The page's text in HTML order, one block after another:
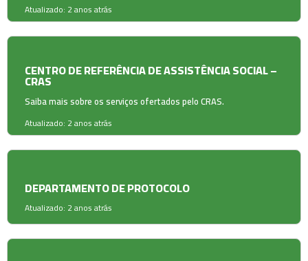
Atualizado: 2 anos atrás
CENTRO DE REFERÊNCIA DE ASSISTÊNCIA SOCIAL –
CRAS
Saiba mais sobre os serviços ofertados pelo CRAS.
Atualizado: 2 anos atrás
DEPARTAMENTO DE PROTOCOLO
Atualizado: 2 anos atrás